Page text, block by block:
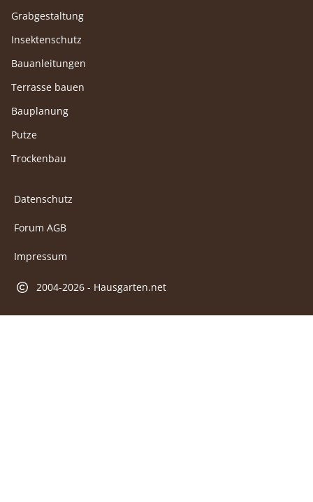
Grabgestaltung
Insektenschutz
Bauanleitungen
Terrasse bauen
Bauplanung
Putze
Trockenbau
Datenschutz
Forum AGB
Impressum
2004-2026 - Hausgarten.net